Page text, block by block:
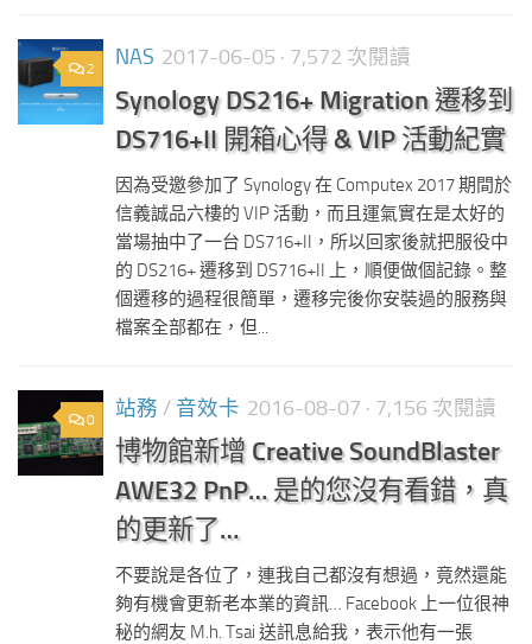
2 NAS 2017-06-05 · 7,572 次閱讀
Synology DS216+ Migration 遷移到
DS716+II 開箱心得 & VIP 活動紀實
因為受邀參加了 Synology 在 Computex 2017 期間於
信義誠品六樓的 VIP 活動，而且運氣實在是太好的
當場抽中了一台 DS716+II，所以回家後就把服役中
的 DS216+ 遷移到 DS716+II 上，順便做個記錄。整
個遷移的過程很簡單，遷移完後你安裝過的服務與
檔案全部都在，但...
0 站務 / 音效卡 2016-08-07 · 7,156 次閱讀
博物館新增 Creative SoundBlaster
AWE32 PnP… 是的您沒有看錯，真
的更新了…
不要說是各位了，連我自己都沒有想過，竟然還能
夠有機會更新老本業的資訊… Facebook 上一位很神
秘的網友 M.h. Tsai 送訊息給我，表示他有一張